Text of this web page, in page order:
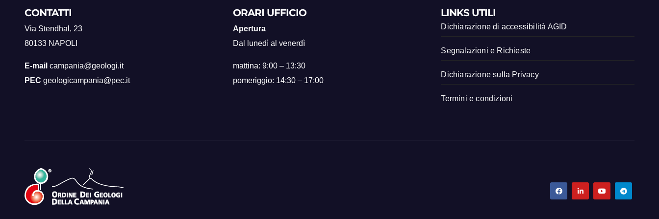
CONTATTI
Via Stendhal, 23
80133 NAPOLI
E-mail campania@geologi.it
PEC geologicampania@pec.it
ORARI UFFICIO
Apertura
Dal lunedì al venerdì
mattina: 9:00 – 13:30
pomeriggio: 14:30 – 17:00
LINKS UTILI
Dichiarazione di accessibilità AGID
Segnalazioni e Richieste
Dichiarazione sulla Privacy
Termini e condizioni